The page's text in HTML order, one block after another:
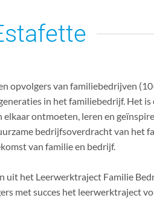
opvolgers van familiebedrijven
in het familiebedrijf. Het is
ontmoeten, leren en
bedrijfsoverdracht van het
van familie en bedrijf.
uit het Leerwerktraject Familie
met succes het leerwerktraject